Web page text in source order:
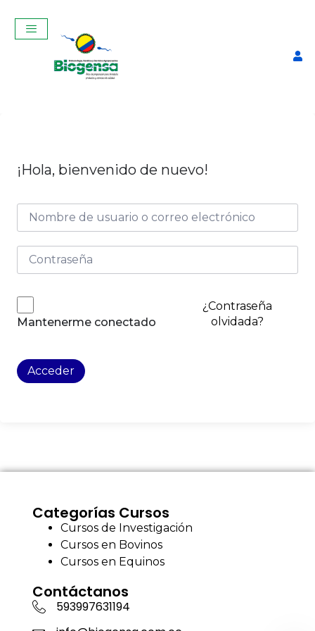
¡Hola, bienvenido de nuevo!
Mantenerme conectado
¿Contraseña
olvidada?
Acceder
Categorías Cursos
Cursos de Investigación
Cursos en Bovinos
Cursos en Equinos
Contáctanos
593997631194
SALVA TU GANADO:
PRIMEROS AUXILIOS
$150,00 + ADD